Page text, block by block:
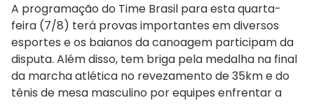
A programação do Time Brasil para esta quarta-
feira (7/8) terá provas importantes em diversos
esportes e os baianos da canoagem participam da
disputa. Além disso, tem briga pela medalha na final
da marcha atlética no revezamento de 35km e do
tênis de mesa masculino por equipes enfrentar a